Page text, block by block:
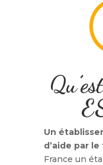
Un
d’aide par le
France un